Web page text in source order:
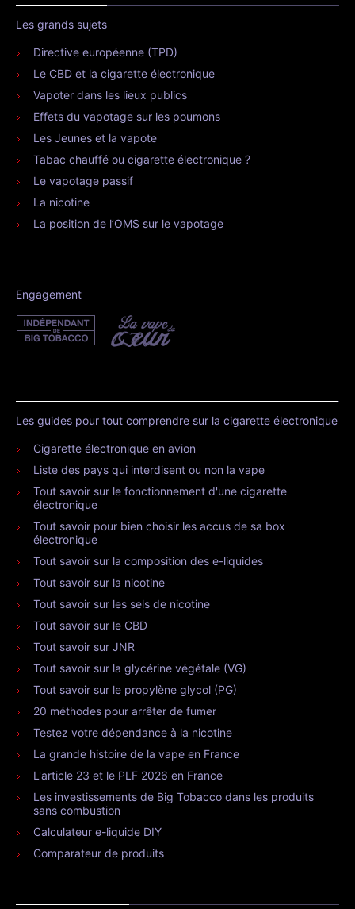
Les grands sujets
Directive européenne (TPD)
Le CBD et la cigarette électronique
Vapoter dans les lieux publics
Effets du vapotage sur les poumons
Les Jeunes et la vapote
Tabac chauffé ou cigarette électronique ?
Le vapotage passif
La nicotine
La position de l’OMS sur le vapotage
Engagement
Les guides pour tout comprendre sur la cigarette électronique
Cigarette électronique en avion
Liste des pays qui interdisent ou non la vape
Tout savoir sur le fonctionnement d'une cigarette
électronique
Tout savoir pour bien choisir les accus de sa box
électronique
Tout savoir sur la composition des e-liquides
Tout savoir sur la nicotine
Tout savoir sur les sels de nicotine
Tout savoir sur le CBD
Tout savoir sur JNR
Tout savoir sur la glycérine végétale (VG)
Tout savoir sur le propylène glycol (PG)
20 méthodes pour arrêter de fumer
Testez votre dépendance à la nicotine
La grande histoire de la vape en France
L'article 23 et le PLF 2026 en France
Les investissements de Big Tobacco dans les produits
sans combustion
Calculateur e-liquide DIY
Comparateur de produits